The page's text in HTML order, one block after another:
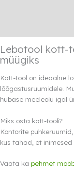
Lebotool kott-
müügiks
Kott-tool on ideaalne
lõõgastusruumidele.
hubase meeleolu igal
Miks osta kott-tooli?
Kontorite
kus tahad, et
Vaata ka pehmet